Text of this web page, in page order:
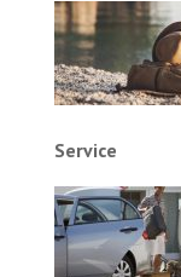
Service